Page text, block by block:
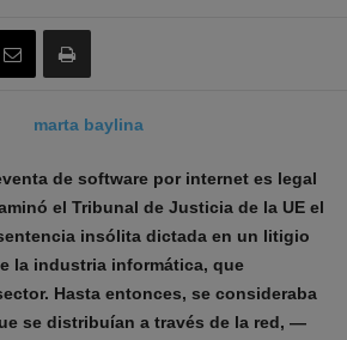
de software por internet es legal
el Tribunal de Justicia de la UE el
insólita dictada en un litigio
la industria informática, que
Hasta entonces, se consideraba
se distribuían a través de la red, —